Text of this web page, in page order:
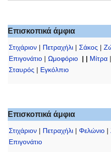
Επισκοπικά άμφια
Στιχάριον | Πετραχήλι | Σάκος |
Επιγονάτιο | Ωμοφόριο | | Μίτρα |
Σταυρός | Εγκόλπιο
Επισκοπικά άμφια
Στιχάριον | Πετραχήλι | Φελώνιο |
Επιγονάτιο